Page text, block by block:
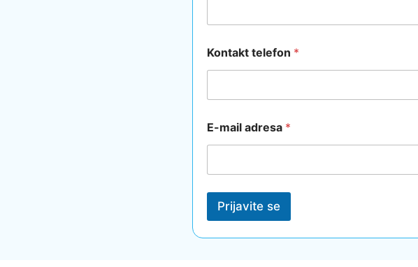
Kontakt telefon *
E-mail adresa *
Prijavite se